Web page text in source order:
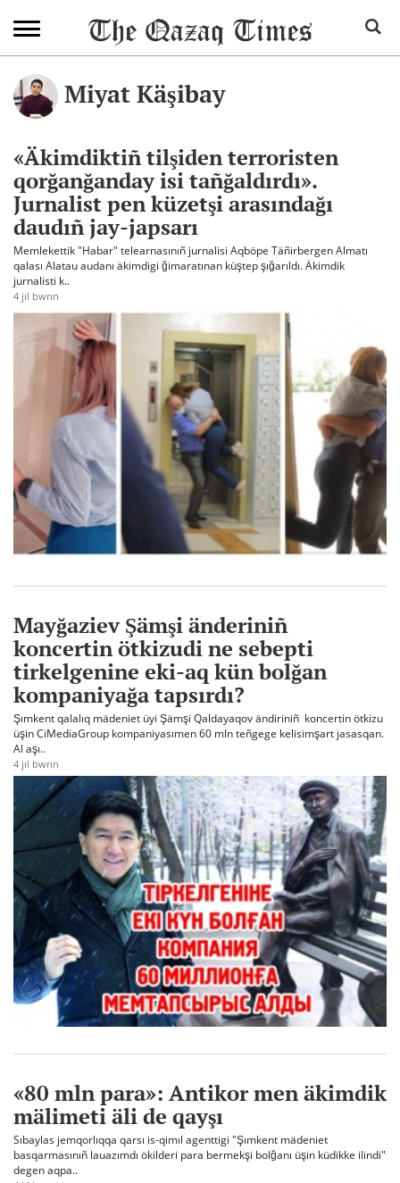
Miyat Käşibay
«Äkimdiktiñ tilşiden terroristen
qorğanğanday isi tañğaldırdı».
Jurnalist pen küzetşi arasındağı
daudıñ jay-japsarı
Memlekettik "Habar" telearnasınıñ jurnalisi Aqböpe Täñirbergen Almatı
qalası Alatau audanı äkimdigi ğimaratınan küştep şığarıldı. Äkimdik
jurnalisti k..
4 jıl bwrın
Mayğaziev Şämşi änderiniñ
koncertin ötkizudi ne sebepti
tirkelgenine eki-aq kün bolğan
kompaniyağa tapsırdı?
Şımkent qalalıq mädeniet üyi Şämşi Qaldayaqov ändiriniñ koncertin ötkizu
üşin CiMediaGroup kompaniyasımen 60 mln teñgege kelisimşart jasasqan.
Al aşı..
4 jıl bwrın
«80 mln para»: Antikor men äkimdik
mälimeti äli de qayşı
Sıbaylas jemqorlıqqa qarsı is-qimıl agenttigi "Şımkent mädeniet
basqarmasınıñ lauazımdı ökilderi para bermekşi bolğanı üşin küdikke ilindi"
degen aqpa..